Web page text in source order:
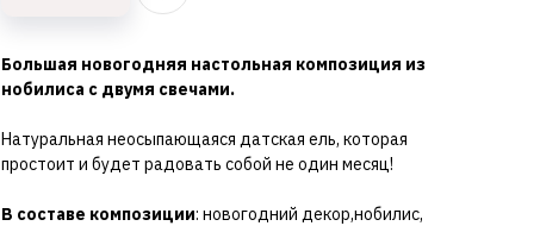
Большая новогодняя настольная композиция из
нобилиса с двумя свечами.
Натуральная неосыпающаяся датская ель, которая
простоит и будет радовать собой не один месяц!
В составе композиции: новогодний декор,нобилис,